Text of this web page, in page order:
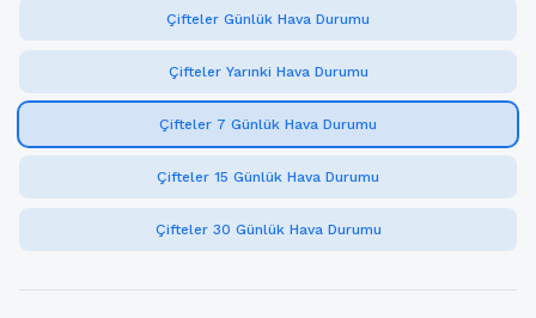
Çifteler Günlük Hava Durumu
Çifteler Yarınki Hava Durumu
Çifteler 7 Günlük Hava Durumu
Çifteler 15 Günlük Hava Durumu
Çifteler 30 Günlük Hava Durumu